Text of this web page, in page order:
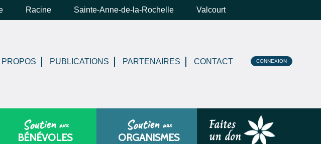
Racine Sainte-Anne-de-la-Rochelle Valcourt
PROPOS PUBLICATIONS PARTENAIRES CONTACT CONNEXION
Soutien aux
BÉNÉVOLES
Soutienaux
ORGANISMES